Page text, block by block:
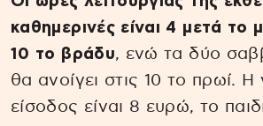
καθημερινές είναι 4 μετά το
10 το βράδυ, ενώ τα δύο
θα ανοίγει στις 10 το πρωί. Η
είσοδος είναι 8 ευρώ, το